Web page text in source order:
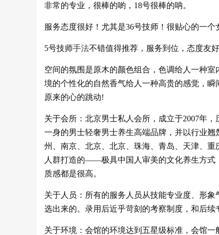
非常的专业，很棒的喲，18号很棒的呐。
服务态度很好！尤其是36号技师！很贴心的一
5号技师手法不错值得推荐，服务到位，态度友好
空间的氛围是原木的颜色组合，色调给人一种
境的个性化的自然香气给人一种高贵的感觉，
原来的心的跳动!
关于会所：北京男士私人会所，成立于2007年
一身的男士轻奢男士养生高端品牌，并以行业
州、南京、北京、北京、珠海、青岛、天津、
人群打造的——极具中国人审美的文化养生方式
质感都是很高。
关于人员：所有的服务人员从技能专业度、形
选出来的。录用后近乎苛刻的考察制度，和后续
关于环境：会馆的环境达到五星级标准，会馆